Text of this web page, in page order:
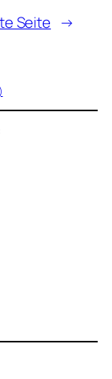
Seite →